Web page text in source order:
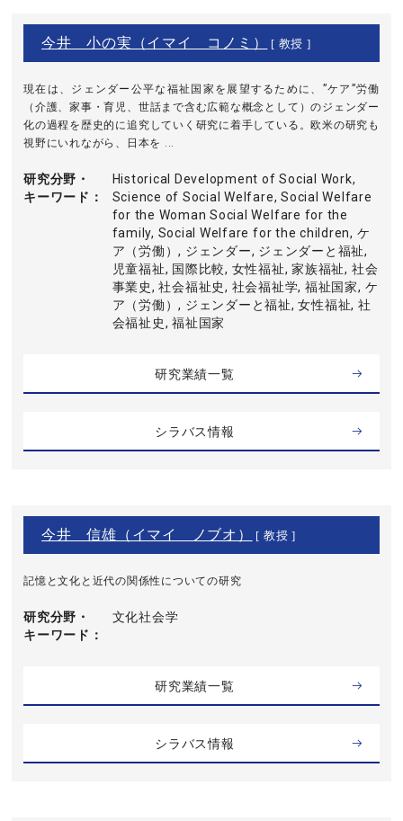
今井 小の実（イマイ コノミ） [ 教授 ]
現在は、ジェンダー公平な福祉国家を展望するために、”ケア”労働
（介護、家事・育児、世話まで含む広範な概念として）のジェンダー
化の過程を歴史的に追究していく研究に着手している。欧米の研究も
視野にいれながら、日本を ...
研究分野・
キーワード
Historical Development of Social Work,
Science of Social Welfare, Social Welfare
for the Woman Social Welfare for the
family, Social Welfare for the children, ケ
ア（労働）, ジェンダー, ジェンダーと福祉,
児童福祉, 国際比較, 女性福祉, 家族福祉, 社会
事業史, 社会福祉史, 社会福祉学, 福祉国家, ケ
ア（労働）, ジェンダーと福祉, 女性福祉, 社
会福祉史, 福祉国家
研究業績一覧
シラバス情報
今井 信雄（イマイ ノブオ） [ 教授 ]
記憶と文化と近代の関係性についての研究
研究分野・
キーワード
文化社会学
研究業績一覧
シラバス情報